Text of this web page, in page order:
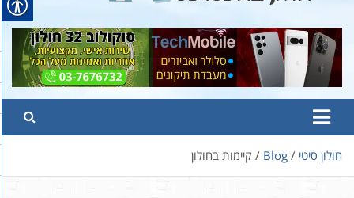
Hcity – חולון באינטרנט
פורטל החדשות והמידע של חולון
חולון סיטי Blog קיימות בחולון